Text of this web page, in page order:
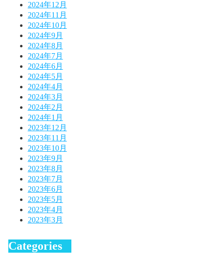
2024年12月
2024年11月
2024年10月
2024年9月
2024年8月
2024年7月
2024年6月
2024年5月
2024年4月
2024年3月
2024年2月
2024年1月
2023年12月
2023年11月
2023年10月
2023年9月
2023年8月
2023年7月
2023年6月
2023年5月
2023年4月
2023年3月
Categories